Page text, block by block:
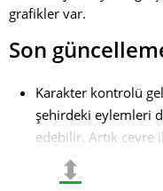
grafikler var.
Son
Karakter kontrolü
şehirdeki eylemleri
edebilir. Artık çevre
oyuncular sadece
kalmıyor;
⬍